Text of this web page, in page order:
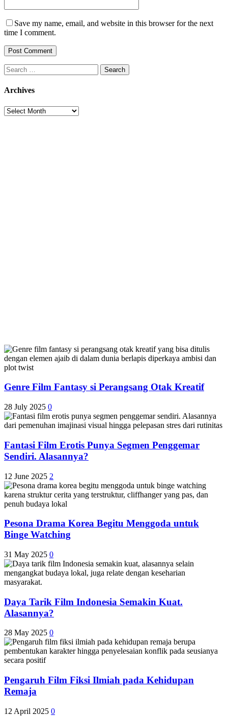
Save my name, email, and website in this browser for the next
time I comment.
Search
for:
Archives
Archives
Genre Film Fantasy si Perangsang Otak Kreatif
28 July 2025 0
Fantasi Film Erotis Punya Segmen Penggemar
Sendiri. Alasannya?
12 June 2025 2
Pesona Drama Korea Begitu Menggoda untuk
Binge Watching
31 May 2025 0
Daya Tarik Film Indonesia Semakin Kuat.
Alasannya?
28 May 2025 0
Pengaruh Film Fiksi Ilmiah pada Kehidupan
Remaja
12 April 2025 0